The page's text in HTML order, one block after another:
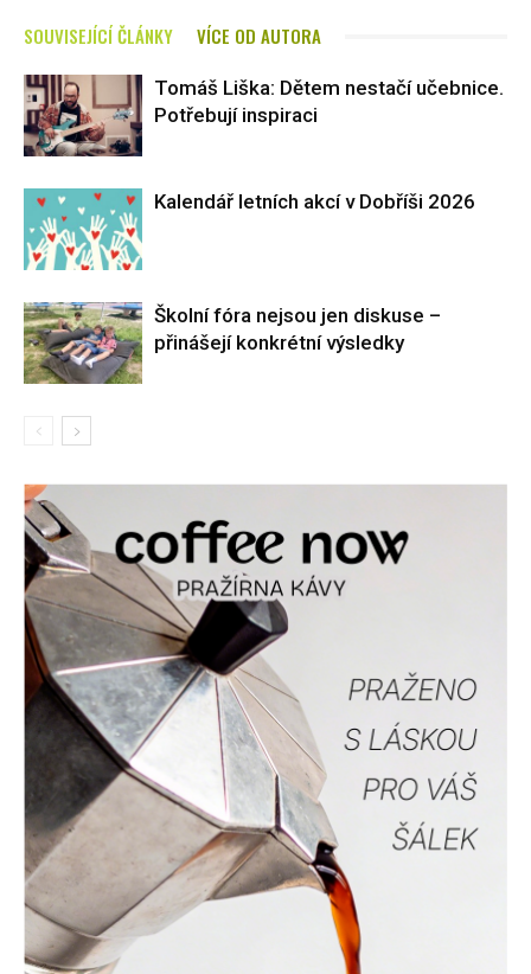
SOUVISEJÍCÍ ČLÁNKY VÍCE OD AUTORA
Tomáš Liška: Dětem nestačí učebnice.
Potřebují inspiraci
Kalendář letních akcí v Dobříši 2026
Školní fóra nejsou jen diskuse –
přinášejí konkrétní výsledky